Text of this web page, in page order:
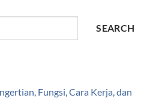
SEARCH
Fungsi, Cara Kerja, dan